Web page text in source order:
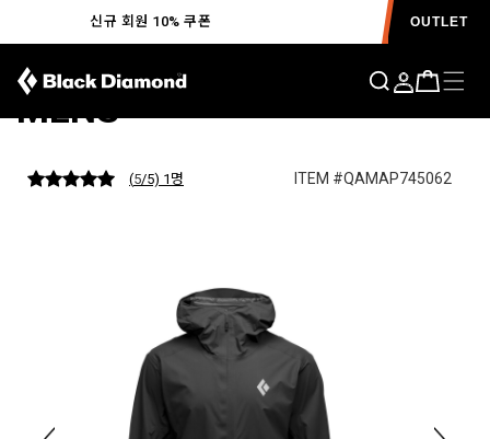
신규 회원 10% 쿠폰 OUTLET
스트라타라인 스트레치 쉘
MENS
(5/5) 1 명 ITEM #QAMAP745062